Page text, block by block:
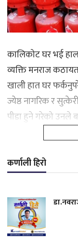
कालिकोट घर भई
व्यक्ति मनराज
खाली हात घर
ज्येष्ठ नागरिक र
पीडा हुने गरेको उनले
कर्णाली हिरो